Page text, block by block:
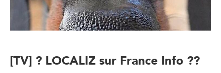
[TV] ? LOCALIZ sur France Info ??